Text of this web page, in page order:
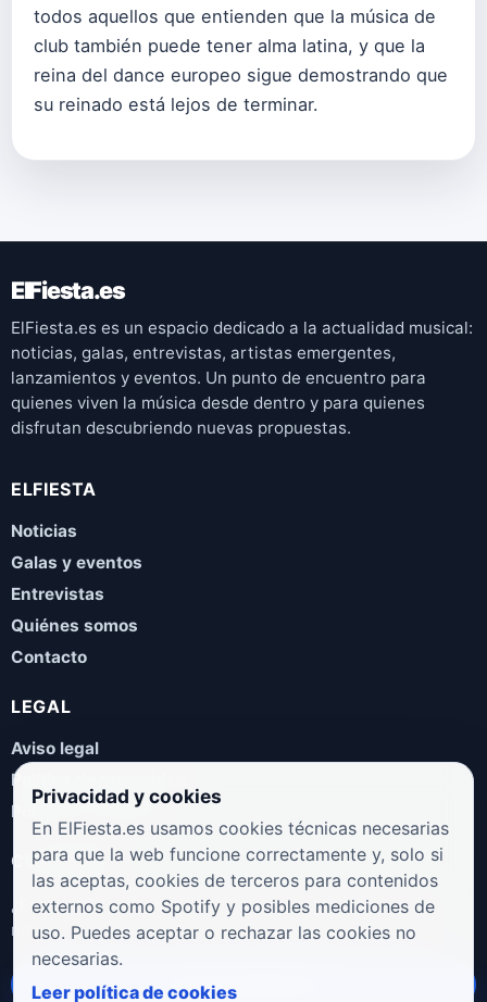
todos aquellos que entienden que la música de
club también puede tener alma latina, y que la
reina del dance europeo sigue demostrando que
su reinado está lejos de terminar.
ElFiesta.es
ElFiesta.es es un espacio dedicado a la actualidad musical:
noticias, galas, entrevistas, artistas emergentes,
lanzamientos y eventos. Un punto de encuentro para
quienes viven la música desde dentro y para quienes
disfrutan descubriendo nuevas propuestas.
ELFIESTA
Noticias
Galas y eventos
Entrevistas
Quiénes somos
Contacto
LEGAL
Aviso legal
Política de privacidad
Política de cookies
COLABORA
¿Eres artista, manager, sello o promotor? Envíanos tus
novedades, galas, entrevistas o propuestas musicales.
Enviar propuesta
Privacidad y cookies
En ElFiesta.es usamos cookies técnicas necesarias
para que la web funcione correctamente y, solo si
las aceptas, cookies de terceros para contenidos
externos como Spotify y posibles mediciones de
uso. Puedes aceptar o rechazar las cookies no
necesarias.
Leer política de cookies